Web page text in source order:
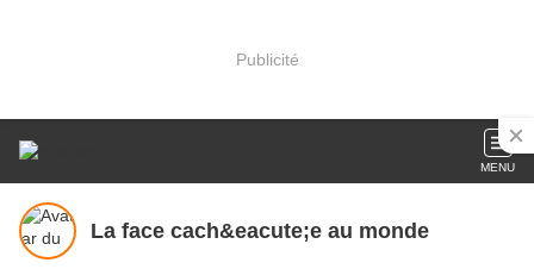
Publicité
MENU
La face cach&eacute;e au monde